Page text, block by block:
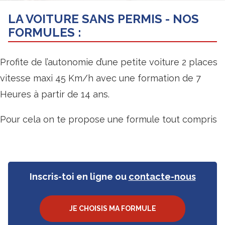
LA VOITURE SANS PERMIS - NOS
FORMULES :
Profite de l’autonomie d’une petite voiture 2 places
vitesse maxi 45 Km/h avec une formation de 7
Heures à partir de 14 ans.
Pour cela on te propose une formule tout compris
Inscris-toi en ligne ou contacte-nous
JE CHOISIS MA FORMULE